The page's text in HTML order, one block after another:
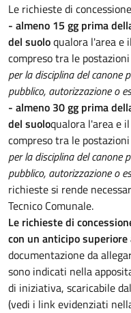
Le richieste di
- almeno 15 gg prima
del suoloqualora l'area e
compreso tra le
per la disciplina del canone
pubblico, autorizzazione o
- almeno 30 gg prima
del suoloqualora l'area e
compreso tra le
per la disciplina del canone
pubblico, autorizzazione o
richieste si rende
Tecnico Comunale.
Le richieste di
con un anticipo superiore
documentazione da
sono indicati nella
di iniziativa, scaricabile
(vedi i link evidenziati